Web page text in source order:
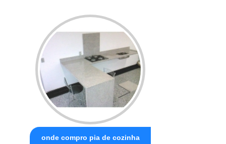
onde compro pia de cozinha